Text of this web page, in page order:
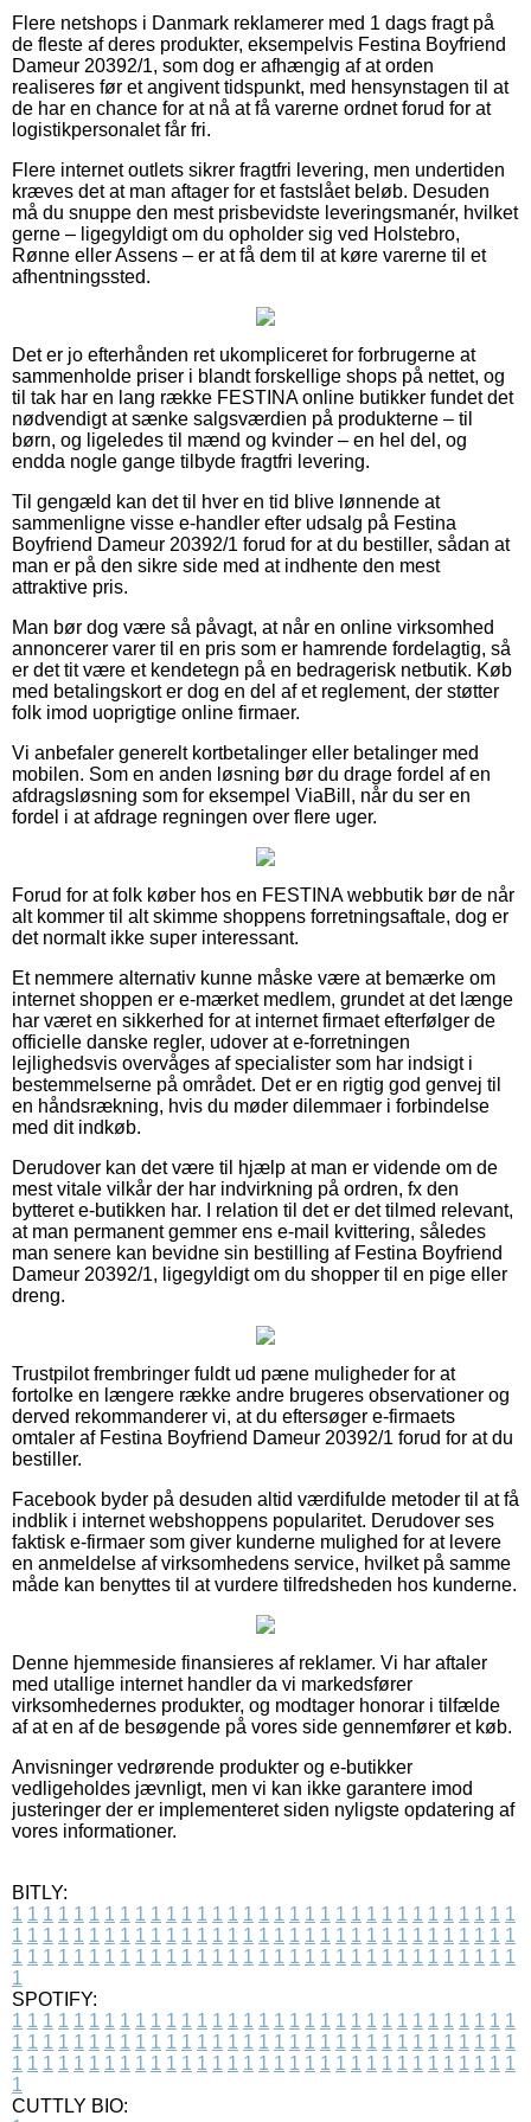
Flere netshops i Danmark reklamerer med 1 dags fragt på
de fleste af deres produkter, eksempelvis Festina Boyfriend
Dameur 20392/1, som dog er afhængig af at orden
realiseres før et angivent tidspunkt, med hensynstagen til at
de har en chance for at nå at få varerne ordnet forud for at
logistikpersonalet får fri.
Flere internet outlets sikrer fragtfri levering, men undertiden
kræves det at man aftager for et fastslået beløb. Desuden
må du snuppe den mest prisbevidste leveringsmanér, hvilket
gerne – ligegyldigt om du opholder sig ved Holstebro,
Rønne eller Assens – er at få dem til at køre varerne til et
afhentningssted.
Det er jo efterhånden ret ukompliceret for forbrugerne at
sammenholde priser i blandt forskellige shops på nettet, og
til tak har en lang række FESTINA online butikker fundet det
nødvendigt at sænke salgsværdien på produkterne – til
børn, og ligeledes til mænd og kvinder – en hel del, og
endda nogle gange tilbyde fragtfri levering.
Til gengæld kan det til hver en tid blive lønnende at
sammenligne visse e-handler efter udsalg på Festina
Boyfriend Dameur 20392/1 forud for at du bestiller, sådan at
man er på den sikre side med at indhente den mest
attraktive pris.
Man bør dog være så påvagt, at når en online virksomhed
annoncerer varer til en pris som er hamrende fordelagtig, så
er det tit være et kendetegn på en bedragerisk netbutik. Køb
med betalingskort er dog en del af et reglement, der støtter
folk imod uoprigtige online firmaer.
Vi anbefaler generelt kortbetalinger eller betalinger med
mobilen. Som en anden løsning bør du drage fordel af en
afdragsløsning som for eksempel ViaBill, når du ser en
fordel i at afdrage regningen over flere uger.
Forud for at folk køber hos en FESTINA webbutik bør de når
alt kommer til alt skimme shoppens forretningsaftale, dog er
det normalt ikke super interessant.
Et nemmere alternativ kunne måske være at bemærke om
internet shoppen er e-mærket medlem, grundet at det længe
har været en sikkerhed for at internet firmaet efterfølger de
officielle danske regler, udover at e-forretningen
lejlighedsvis overvåges af specialister som har indsigt i
bestemmelserne på området. Det er en rigtig god genvej til
en håndsrækning, hvis du møder dilemmaer i forbindelse
med dit indkøb.
Derudover kan det være til hjælp at man er vidende om de
mest vitale vilkår der har indvirkning på ordren, fx den
bytteret e-butikken har. I relation til det er det tilmed relevant,
at man permanent gemmer ens e-mail kvittering, således
man senere kan bevidne sin bestilling af Festina Boyfriend
Dameur 20392/1, ligegyldigt om du shopper til en pige eller
dreng.
Trustpilot frembringer fuldt ud pæne muligheder for at
fortolke en længere række andre brugeres observationer og
derved rekommanderer vi, at du eftersøger e-firmaets
omtaler af Festina Boyfriend Dameur 20392/1 forud for at du
bestiller.
Facebook byder på desuden altid værdifulde metoder til at få
indblik i internet webshoppens popularitet. Derudover ses
faktisk e-firmaer som giver kunderne mulighed for at levere
en anmeldelse af virksomhedens service, hvilket på samme
måde kan benyttes til at vurdere tilfredsheden hos kunderne.
Denne hjemmeside finansieres af reklamer. Vi har aftaler
med utallige internet handler da vi markedsfører
virksomhedernes produkter, og modtager honorar i tilfælde
af at en af de besøgende på vores side gennemfører et køb.
Anvisninger vedrørende produkter og e-butikker
vedligeholdes jævnligt, men vi kan ikke garantere imod
justeringer der er implementeret siden nyligste opdatering af
vores informationer.
BITLY:
1 1 1 1 1 1 1 1 1 1 1 1 1 1 1 1 1 1 1 1 1 1 1 1 1 1 1 1 1 1 1 1 1
1 1 1 1 1 1 1 1 1 1 1 1 1 1 1 1 1 1 1 1 1 1 1 1 1 1 1 1 1 1 1 1 1
1 1 1 1 1 1 1 1 1 1 1 1 1 1 1 1 1 1 1 1 1 1 1 1 1 1 1 1 1 1 1 1 1
1
SPOTIFY:
1 1 1 1 1 1 1 1 1 1 1 1 1 1 1 1 1 1 1 1 1 1 1 1 1 1 1 1 1 1 1 1 1
1 1 1 1 1 1 1 1 1 1 1 1 1 1 1 1 1 1 1 1 1 1 1 1 1 1 1 1 1 1 1 1 1
1 1 1 1 1 1 1 1 1 1 1 1 1 1 1 1 1 1 1 1 1 1 1 1 1 1 1 1 1 1 1 1 1
1
CUTTLY BIO: